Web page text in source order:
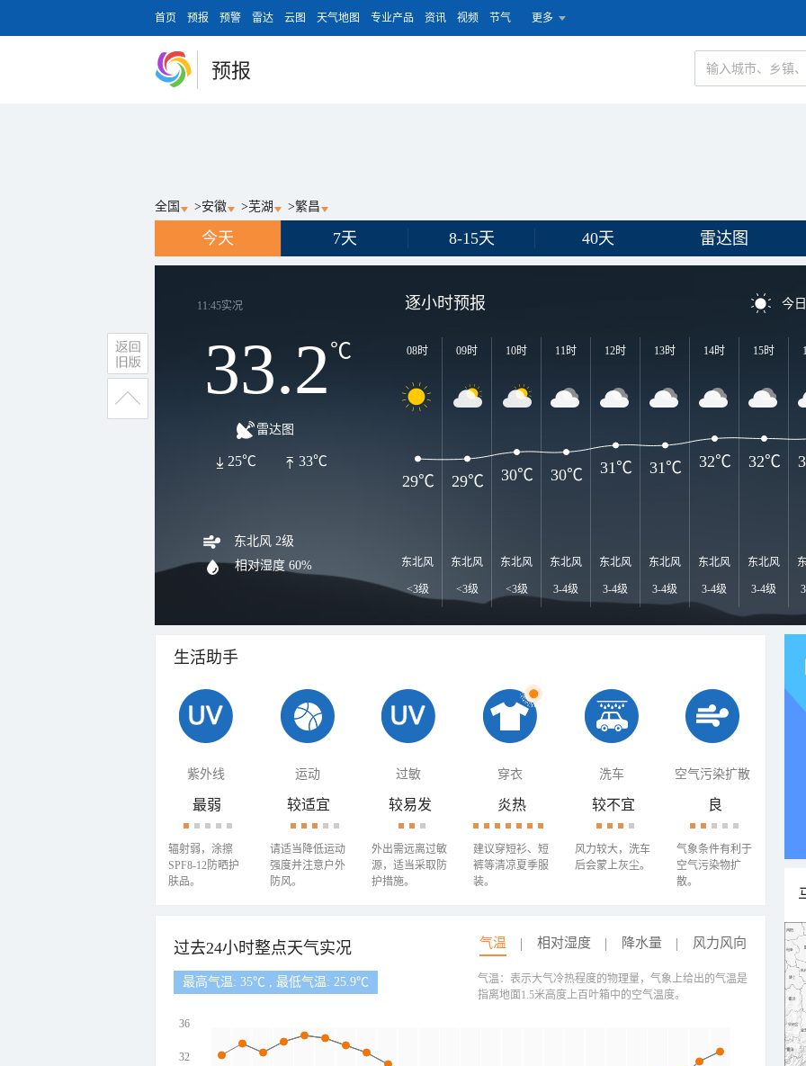
首页 预报 预警 雷达 云图 天气地图 专业产品 资讯 视频 节气 更多
预报
全国 >安徽 >芜湖 >繁昌
今天 7天 8-15天 40天 雷达图
11:45实况
33.2℃
雷达图
33℃
25℃
东北风 2级
相对湿度 60%
逐小时预报 今
08时
东北风
<3级
09时
东北风
<3级
10时
东北风
<3级
11时
东北风
3-4级
12时
东北风
3-4级
13时
东北风
3-4级
14时
东北风
3-4级
15时
东北风
3-4级
29℃ 29℃ 30℃ 30℃ 31℃ 31℃ 32℃ 32℃
生活助手
紫外线 运动 过敏 穿衣 洗车 空气污染扩散
最弱
辐射弱，涂擦
SPF8-12防晒护
肤品。
较适宜
请适当降低运动
强度并注意户外
防风。
较易发
外出需远离过敏
源，适当采取防
护措施。
炎热
建议穿短衫、短
裤等清凉夏季服
装。
较不宜
风力较大，洗车
后会蒙上灰尘。
良
气象条件有利于
空气污染物扩
散。
过去24小时整点天气实况 气温 相对湿度 降水量 风力风向
最高气温: 35℃ , 最低气温: 25.9℃
36
32
气温：表示大气冷热程度的物理量，气象上给出的气温是
指离地面1.5米高度上百叶箱中的空气温度。